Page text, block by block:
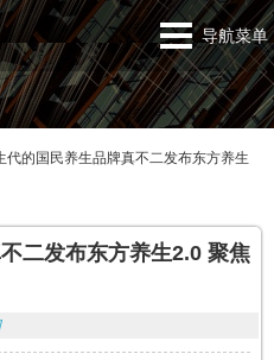
导航菜单
代的国民养生品牌真不二发布东方养生
二发布东方养生2.0 聚焦